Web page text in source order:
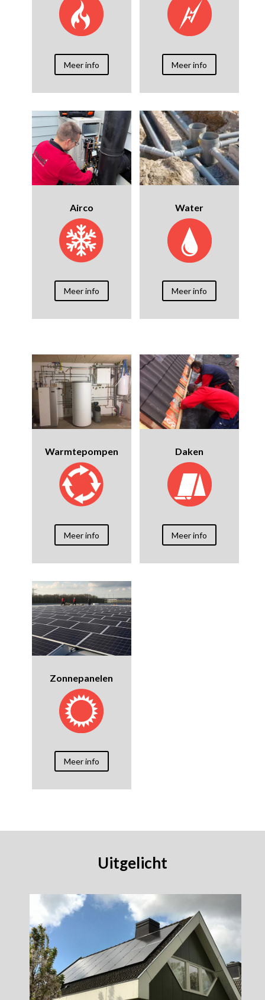
Meer info Meer info
Airco
Meer info
Water
Meer info
Warmtepompen
Meer info
Daken
Meer info
Zonnepanelen
Meer info
Uitgelicht